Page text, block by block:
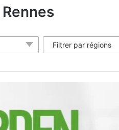
Filtrer par régions